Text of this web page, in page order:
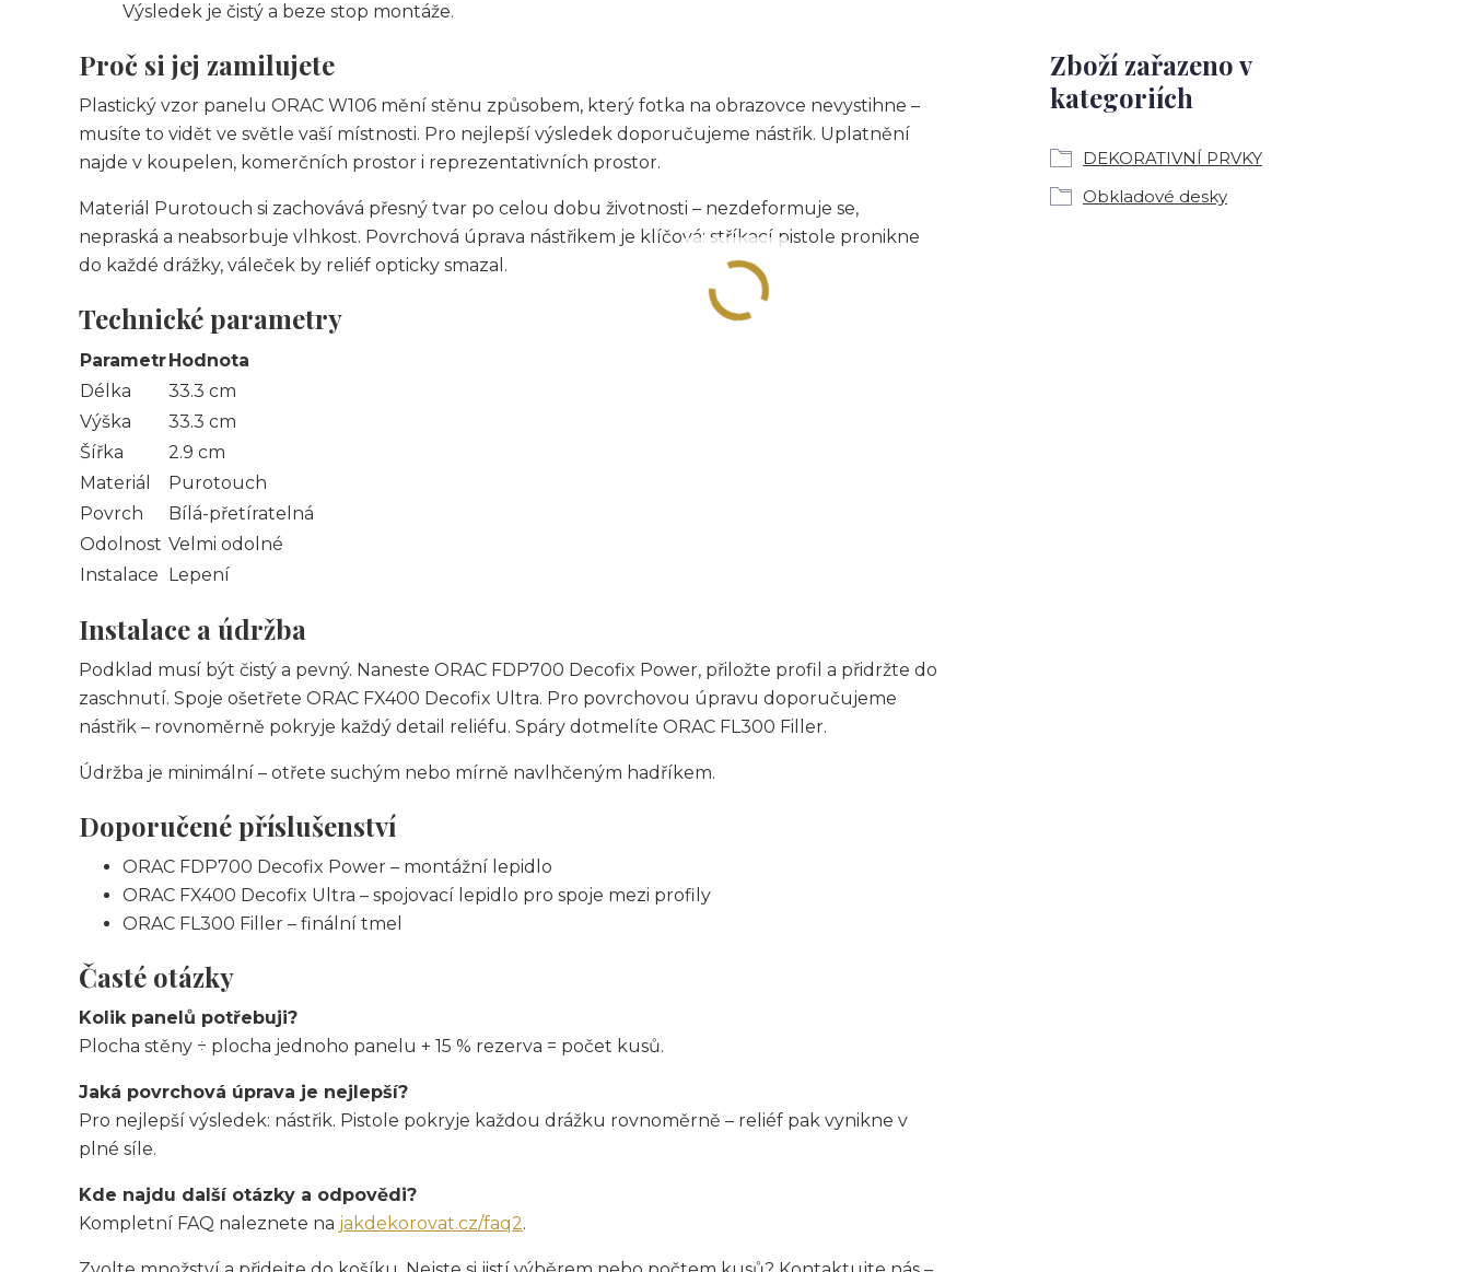
Výsledek je čistý a beze stop montáže.
Proč si jej zamilujete
Plastický vzor panelu ORAC W106 mění stěnu způsobem, který fotka na obrazovce nevystihne –
musíte to vidět ve světle vaší místnosti. Pro nejlepší výsledek doporučujeme nástřik. Uplatnění
najde v koupelen, komerčních prostor i reprezentativních prostor.
Materiál Purotouch si zachovává přesný tvar po celou dobu životnosti – nezdeformuje se,
nepraská a neabsorbuje vlhkost. Povrchová úprava nástřikem je klíčová: stříkací pistole pronikne
do každé drážky, váleček by reliéf opticky smazal.
Technické parametry
ParametrHodnota
Délka
33.3 cm
Výška
33.3 cm
Šířka
2.9 cm
Materiál
Purotouch
Povrch
Bílá-přetíratelná
Odolnost Velmi odolné
Instalace Lepení
Instalace a údržba
Podklad musí být čistý a pevný. Naneste ORAC FDP700 Decofix Power, přiložte profil a přidržte do
zaschnutí. Spoje ošetřete ORAC FX400 Decofix Ultra. Pro povrchovou úpravu doporučujeme
nástřik – rovnoměrně pokryje každý detail reliéfu. Spáry dotmelíte ORAC FL300 Filler.
Údržba je minimální – otřete suchým nebo mírně navlhčeným hadříkem.
Doporučené příslušenství
ORAC FDP700 Decofix Power – montážní lepidlo
ORAC FX400 Decofix Ultra – spojovací lepidlo pro spoje mezi profily
ORAC FL300 Filler – finální tmel
Časté otázky
Kolik panelů potřebuji?
Plocha stěny ÷ plocha jednoho panelu + 15 % rezerva = počet kusů.
Jaká povrchová úprava je nejlepší?
Pro nejlepší výsledek: nástřik. Pistole pokryje každou drážku rovnoměrně – reliéf pak vynikne v
plné síle.
Kde najdu další otázky a odpovědi?
Kompletní FAQ naleznete na jakdekorovat.cz/faq2.
Zboží zařazeno v
kategoriích
DEKORATIVNÍ PRVKY
Obkladové desky